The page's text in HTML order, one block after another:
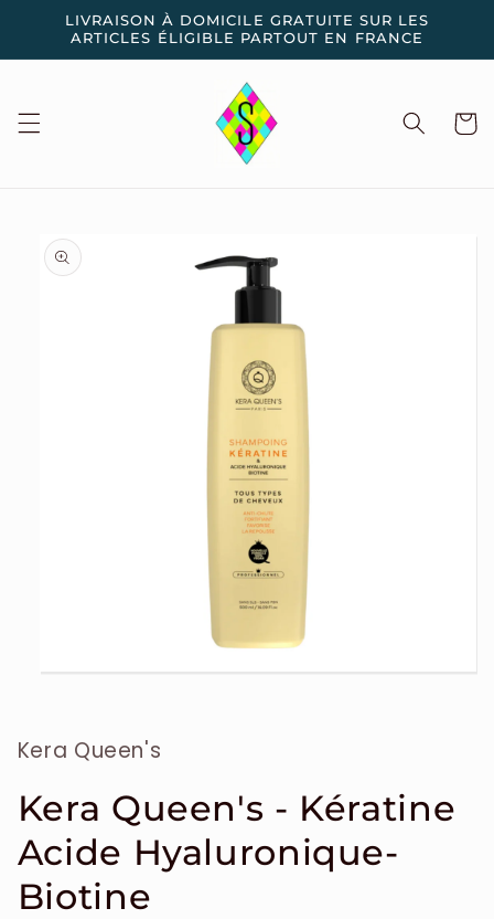
passer
contenu
LIVRAISON À DOMICILE GRATUITE SUR LES
ARTICLES ÉLIGIBLE PARTOUT EN FRANCE
Panier
Passer aux
informations
produits
dans
une
modale
Kera Queen's
Kera Queen's - Kératine
Acide Hyaluronique-
Biotine